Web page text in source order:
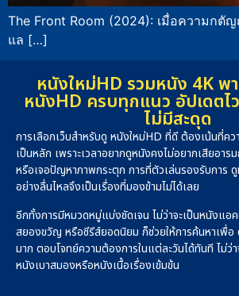
The Front Room (2024): เมื่อความกตั
แล […]
หนังใหม่HD รวมหนัง 4K พ
หนังHD ครบทุกแนว อัปเดตไ
ไม่มีสะดุด
การเลือกเว็บสำหรับดู หนังใหม่HD ที่ดี ต้องเน้นที่คว
เป็นหลัก เพราะเวลาอยากดูหนังคงไม่อยากเสียอา
หรือเจอปัญหาภาพกระตุก การที่ตัวเล่นรองรับการ
อย่างลื่นไหลจึงเป็นเรื่องที่มองข้ามไม่ได้เลย
อีกทั้งการมีหมวดหมู่แบ่งชัดเจน ไม่ว่าจะเป็นหนังแ
สยองขวัญ หรือซีรีส์ยอดนิยม ก็ช่วยให้การค้นหาเพื่อ
มาก ตอบโจทย์ความต้องการในแต่ละวันได้ทันที ไม่ว่
หนังเบาสมองหรือหนังเนื้อเรื่องเข้มข้น